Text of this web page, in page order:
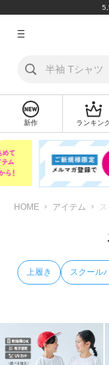
ロ
新
カ
リ
か
ら
新作 ランキン
HOME アイテム
上履き スクール